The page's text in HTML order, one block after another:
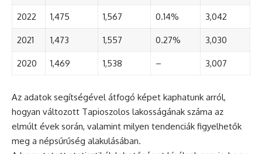
2022 1,475 1,567 0.14% 3,042
2021 1,473 1,557 0.27% 3,030
2020 1,469 1,538 – 3,007
Az adatok segítségével átfogó képet kaphatunk arról,
hogyan változott Tapioszolos lakosságának száma az
elmúlt évek során, valamint milyen tendenciák figyelhetők
meg a népsűrűség alakulásában.